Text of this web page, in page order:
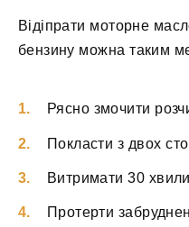
Відіпрати моторне
бензину можна таким
Рясно змочити
Покласти з двох
Витримати 30
Протерти